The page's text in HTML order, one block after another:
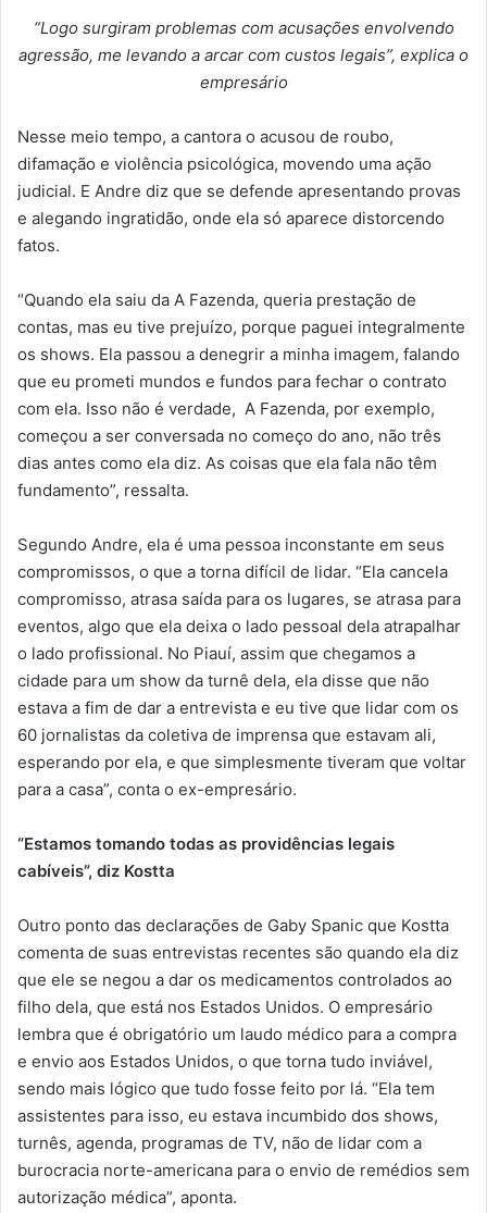
“Logo surgiram problemas com acusações envolvendo
agressão, me levando a arcar com custos legais”, explica o
empresário
Nesse meio tempo, a cantora o acusou de roubo,
difamação e violência psicológica, movendo uma ação
judicial. E Andre diz que se defende apresentando provas
e alegando ingratidão, onde ela só aparece distorcendo
fatos.
“Quando ela saiu da A Fazenda, queria prestação de
contas, mas eu tive prejuízo, porque paguei integralmente
os shows. Ela passou a denegrir a minha imagem, falando
que eu prometi mundos e fundos para fechar o contrato
com ela. Isso não é verdade, A Fazenda, por exemplo,
começou a ser conversada no começo do ano, não três
dias antes como ela diz. As coisas que ela fala não têm
fundamento”, ressalta.
Segundo Andre, ela é uma pessoa inconstante em seus
compromissos, o que a torna difícil de lidar. “Ela cancela
compromisso, atrasa saída para os lugares, se atrasa para
eventos, algo que ela deixa o lado pessoal dela atrapalhar
o lado profissional. No Piauí, assim que chegamos a
cidade para um show da turnê dela, ela disse que não
estava a fim de dar a entrevista e eu tive que lidar com os
60 jornalistas da coletiva de imprensa que estavam ali,
esperando por ela, e que simplesmente tiveram que voltar
para a casa”, conta o ex-empresário.
“Estamos tomando todas as providências legais
cabíveis”, diz Kostta
Outro ponto das declarações de Gaby Spanic que Kostta
comenta de suas entrevistas recentes são quando ela diz
que ele se negou a dar os medicamentos controlados ao
filho dela, que está nos Estados Unidos. O empresário
lembra que é obrigatório um laudo médico para a compra
e envio aos Estados Unidos, o que torna tudo inviável,
sendo mais lógico que tudo fosse feito por lá. “Ela tem
assistentes para isso, eu estava incumbido dos shows,
turnês, agenda, programas de TV, não de lidar com a
burocracia norte-americana para o envio de remédios sem
autorização médica”, aponta.